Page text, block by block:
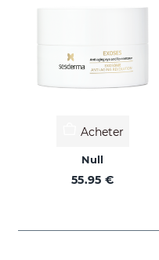
Acheter
Null
55.95 €